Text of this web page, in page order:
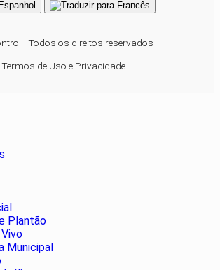
- Todos os direitos reservados
Termos de Uso e Privacidade
Plantão
Municipal